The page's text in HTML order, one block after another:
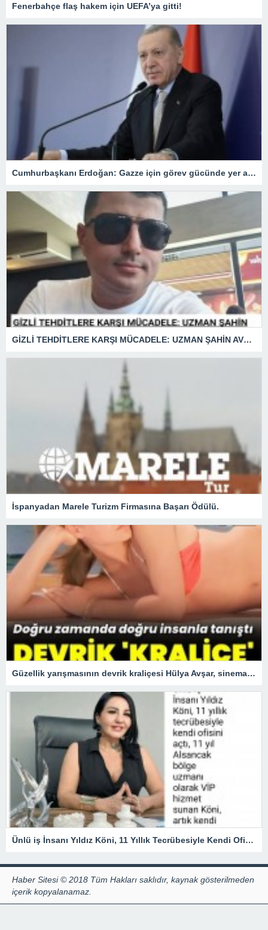
Fenerbahçe flaş hakem için UEFA’ya gitti!
Cumhurbaşkanı Erdoğan: Gazze için görev gücünde yer alacağız.
GİZLİ TEHDİTLERE KARŞI MÜCADELE: UZMAN ŞAHİN AVŞAR ANLATIYOR – “İSTİHBARATA KARŞI KOYMADAN VAZGEÇMEK, KAPINIZI AÇIK BIRAKMAK GİBİDİR!”
İspanyadan Marele Turizm Firmasına Başarı Ödülü.
Güzellik yarışmasının devrik kraliçesi Hülya Avşar, sinemanın kraliçesi oldu.
Ünlü iş İnsanı Yıldız Köni, 11 Yıllık Tecrübesiyle Kendi Ofisini açtı !
Haber Sitesi © 2018 Tüm Hakları saklıdır, kaynak gösterilmeden
içerik kopyalanamaz.